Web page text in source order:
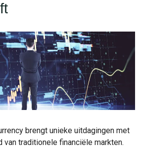
brengt unieke uitdagingen met
van traditionele financiële markten.